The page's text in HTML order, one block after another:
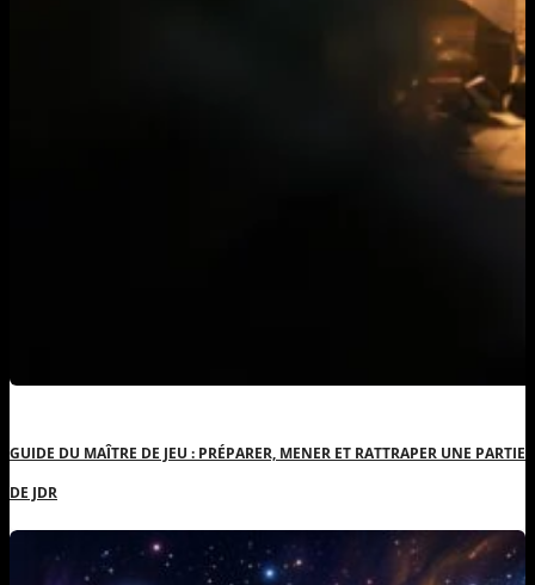
GUIDE DU MAÎTRE DE JEU : PRÉPARER, MENER ET RATTRAPER UNE PARTIE
DE JDR